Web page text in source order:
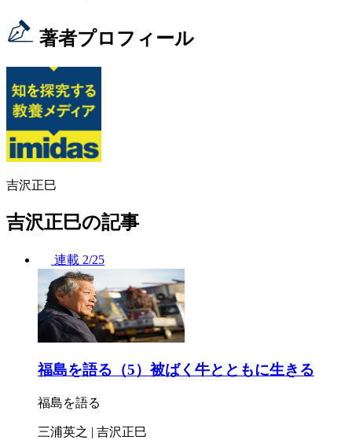
著者プロフィール
吉沢正巳
吉沢正巳の記事
連載 2/25
福島を語る（5）被ばく牛とともに生きる
福島を語る
三浦英之 | 吉沢正巳